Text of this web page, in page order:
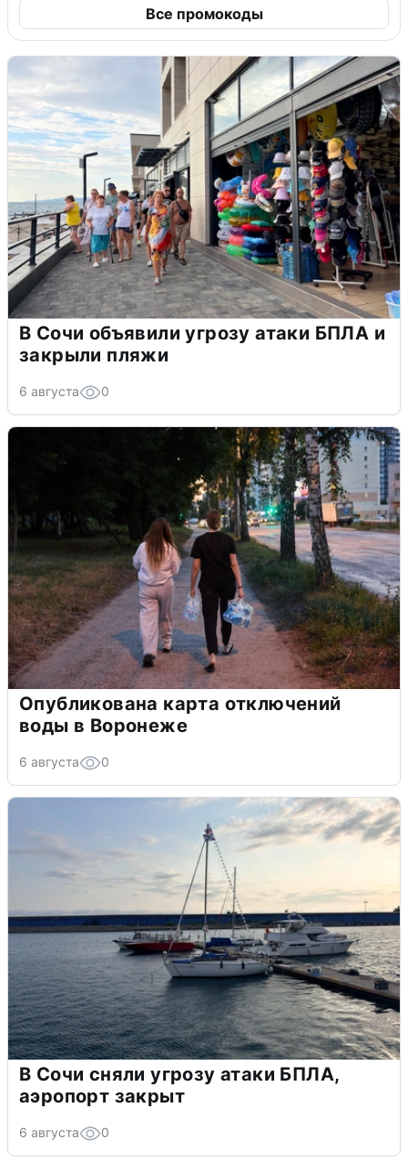
Все промокоды
В Сочи объявили угрозу атаки БПЛА и
закрыли пляжи
6 августа 0
Опубликована карта отключений
воды в Воронеже
6 августа 0
В Сочи сняли угрозу атаки БПЛА,
аэропорт закрыт
6 августа 0